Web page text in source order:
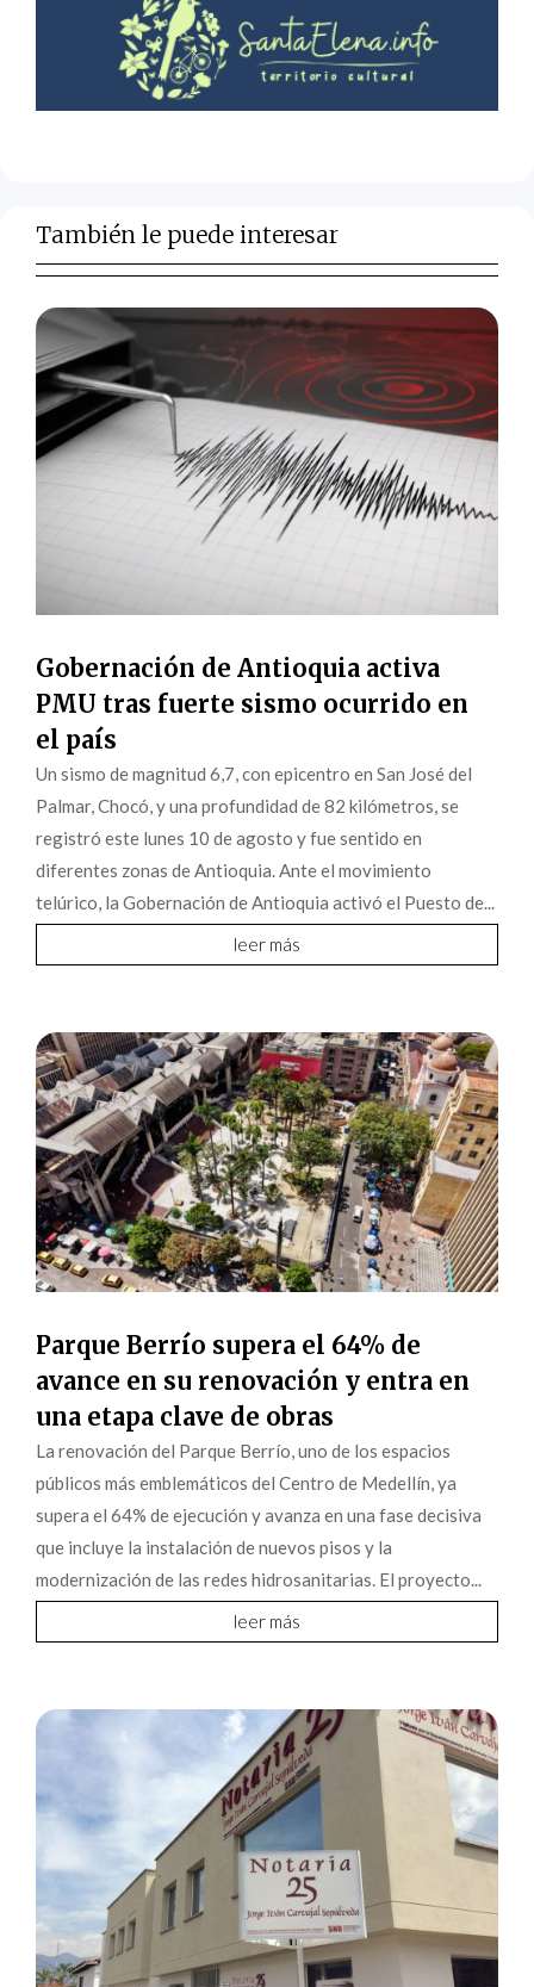
También le puede interesar
Gobernación de Antioquia activa
PMU tras fuerte sismo ocurrido en
el país
Un sismo de magnitud 6,7, con epicentro en San José del
Palmar, Chocó, y una profundidad de 82 kilómetros, se
registró este lunes 10 de agosto y fue sentido en
diferentes zonas de Antioquia. Ante el movimiento
telúrico, la Gobernación de Antioquia activó el Puesto de...
leer más
Parque Berrío supera el 64% de
avance en su renovación y entra en
una etapa clave de obras
La renovación del Parque Berrío, uno de los espacios
públicos más emblemáticos del Centro de Medellín, ya
supera el 64% de ejecución y avanza en una fase decisiva
que incluye la instalación de nuevos pisos y la
modernización de las redes hidrosanitarias. El proyecto...
leer más